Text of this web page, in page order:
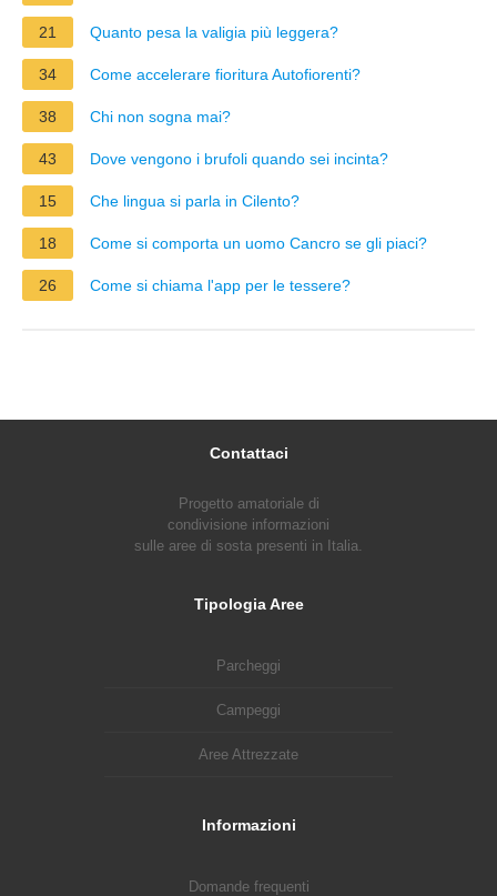
21 Quanto pesa la valigia più leggera?
34 Come accelerare fioritura Autofiorenti?
38 Chi non sogna mai?
43 Dove vengono i brufoli quando sei incinta?
15 Che lingua si parla in Cilento?
18 Come si comporta un uomo Cancro se gli piaci?
26 Come si chiama l'app per le tessere?
Contattaci
Progetto amatoriale di
condivisione informazioni
sulle aree di sosta presenti in Italia.
Tipologia Aree
Parcheggi
Campeggi
Aree Attrezzate
Informazioni
Domande frequenti